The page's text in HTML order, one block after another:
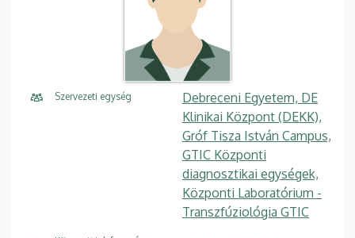
Szervezeti egység
Debreceni Egyetem, DE
Klinikai Központ (DEKK),
Gróf Tisza István Campus,
GTIC Központi
diagnosztikai egységek,
Központi Laboratórium -
Transzfúziológia GTIC